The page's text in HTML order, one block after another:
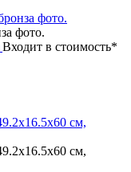
Входит в стоимость*